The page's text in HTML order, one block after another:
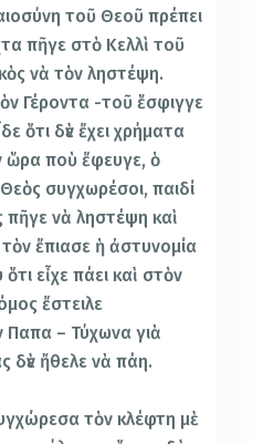
τοῦ Θεοῦ πρέπει
πῆγε στὸ Κελλὶ τοῦ
νὰ τὸν ληστέψη.
Γέροντα -τοῦ ἕσφιγγε
ὅτι δὲν ἔχει χρήματα
ὥρα ποὺ ἔφευγε, ὁ
συγχωρέσοι, παιδί
νὰ ληστέψη καὶ
ἔπιασε ἡ ἀστυνομία
εἶχε πάει καὶ στὸν
ἔστειλε
– Τύχωνα γιὰ
δὲν ἤθελε νὰ πάη.
τὸν κλέφτη μὲ